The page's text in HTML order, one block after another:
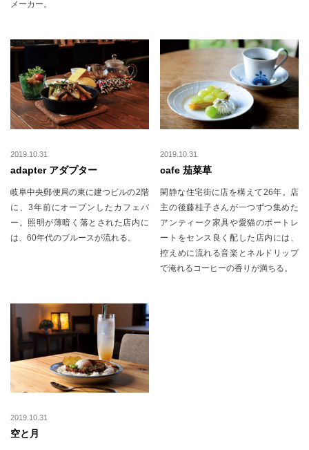
メーカー。
2019.10.31
adapter アダプター
岐阜中央郵便局の東に建つビルの2階
に、3年前にオープンしたカフェバ
ー。照明が薄暗く落とされた店内に
は、60年代のブルースが流れる。
2019.10.31
cafe 茄菜草
閑静な住宅街に店を構えて26年。店
主の後藤桂子さんが一つずつ集めた
アンティーク家具や愛猫のポートレ
ートをセンス良く配した店内には、
控えめに流れる音楽とネルドリップ
で淹れるコーヒーの香りが満ちる。
2019.10.31
空と月